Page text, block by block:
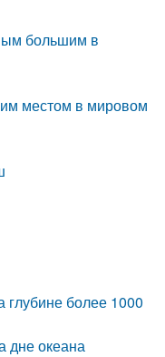
большим в
местом в мировом
глубине более 1000
дне океана